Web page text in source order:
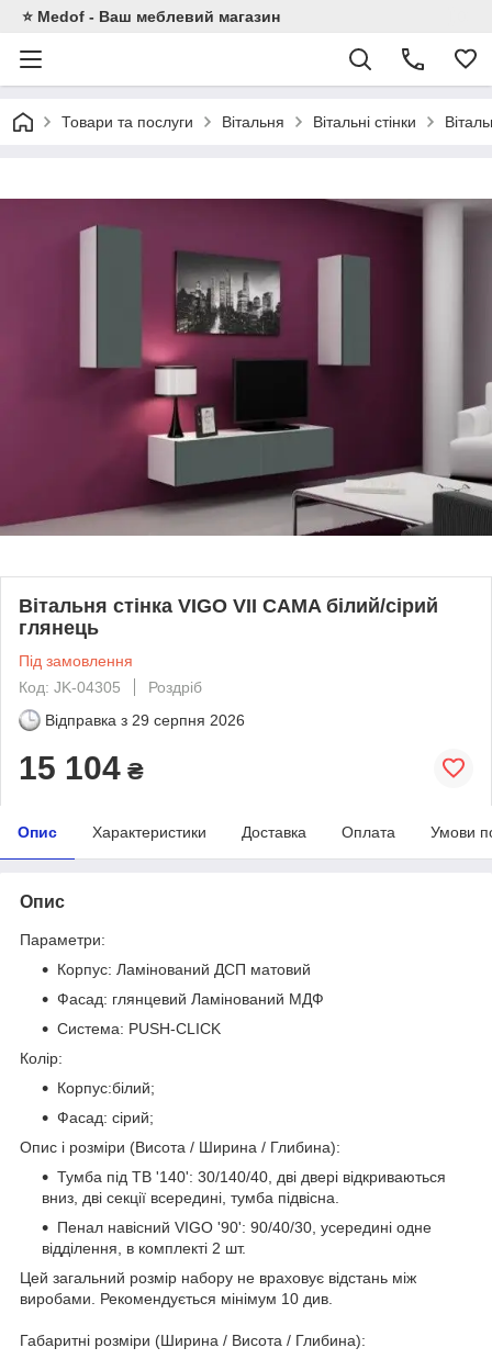
⭐ Medof - Ваш меблевий магазин
Товари та послуги Вітальня Вітальні стінки
Вітальня стінка VIGO VII CAMA білий/сірий
глянець
Під замовлення
Код: JK-04305
Роздріб
Відправка з 29 серпня 2026
15 104 ₴
Опис Характеристики Доставка Оплата Умови
Опис
Параметри:
Корпус: Ламінований ДСП матовий
Фасад: глянцевий Ламінований МДФ
Система: PUSH-CLICK
Колір:
Корпус:білий;
Фасад: сірий;
Опис і розміри (Висота / Ширина / Глибина):
Тумба під ТВ '140': 30/140/40, дві двері відкриваються
вниз, дві секції всередині, тумба підвісна.
Пенал навісний VIGO '90': 90/40/30, усередині одне
відділення, в комплекті 2 шт.
Цей загальний розмір набору не враховує відстань між
виробами. Рекомендується мінімум 10 див.
Габаритні розміри (Ширина / Висота / Глибина):